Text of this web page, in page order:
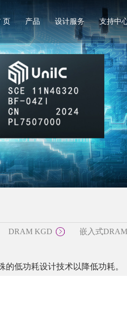
页 产品 设计服务 支持中
DRAM KGD 嵌入式DRAM
低功耗设计技术以降低功耗。